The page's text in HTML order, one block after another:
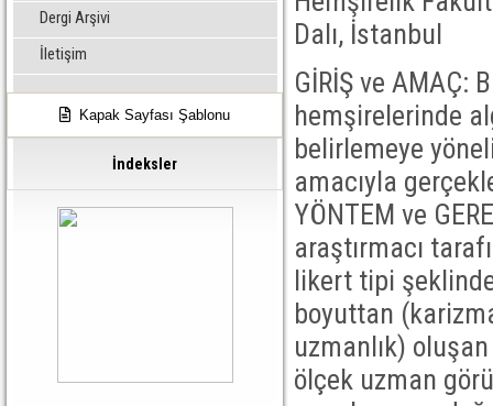
Dergi Arşivi
İletişim
Kapak Sayfası Şablonu
İndeksler
Dalı, İstanbul
GİRİŞ ve AMAÇ:
hemşirelerinde
belirlemeye
amacıyla
YÖNTEM ve
araştırmacı
likert tipi
boyuttan
uzmanlık)
ölçek uzman